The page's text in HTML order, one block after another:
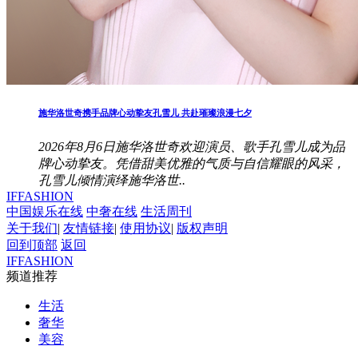
施华洛世奇携手品牌心动挚友孔雪儿 共赴璀璨浪漫七夕
2026年8月6日施华洛世奇欢迎演员、歌手孔雪儿成为品
牌心动挚友。凭借甜美优雅的气质与自信耀眼的风采，
孔雪儿倾情演绎施华洛世..
IFFASHION
中国娱乐在线 中奢在线 生活周刊
关于我们| 友情链接| 使用协议| 版权声明
回到顶部 返回
IFFASHION
频道推荐
生活
奢华
美容